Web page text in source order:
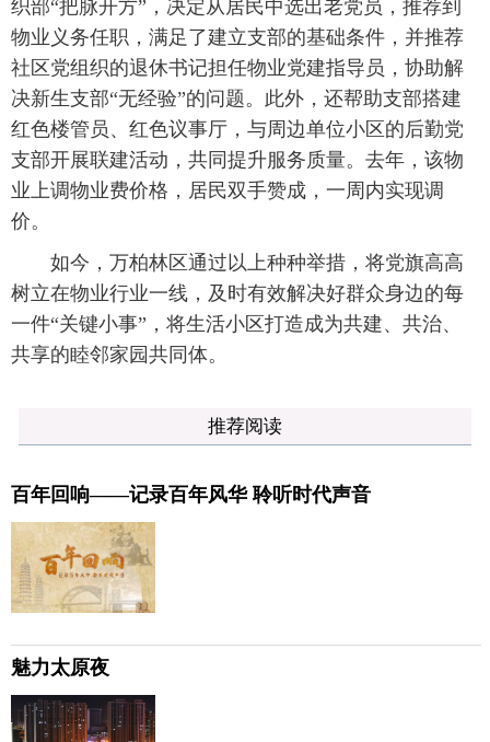
织部“把脉开方”，决定从居民中选出老党员，推荐到
物业义务任职，满足了建立支部的基础条件，并推荐
社区党组织的退休书记担任物业党建指导员，协助解
决新生支部“无经验”的问题。此外，还帮助支部搭建
红色楼管员、红色议事厅，与周边单位小区的后勤党
支部开展联建活动，共同提升服务质量。去年，该物
业上调物业费价格，居民双手赞成，一周内实现调
价。
如今，万柏林区通过以上种种举措，将党旗高高
树立在物业行业一线，及时有效解决好群众身边的每
一件“关键小事”，将生活小区打造成为共建、共治、
共享的睦邻家园共同体。
推荐阅读
百年回响——记录百年风华 聆听时代声音
魅力太原夜